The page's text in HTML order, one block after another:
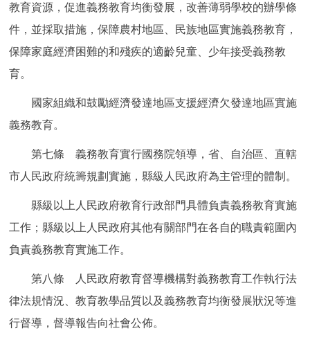
教育資源，促進義務教育均衡發展，改善薄弱學校的辦學條
件，並採取措施，保障農村地區、民族地區實施義務教育，
保障家庭經濟困難的和殘疾的適齡兒童、少年接受義務教
育。
國家組織和鼓勵經濟發達地區支援經濟欠發達地區實施
義務教育。
第七條 義務教育實行國務院領導，省、自治區、直轄
市人民政府統籌規劃實施，縣級人民政府為主管理的體制。
縣級以上人民政府教育行政部門具體負責義務教育實施
工作；縣級以上人民政府其他有關部門在各自的職責範圍內
負責義務教育實施工作。
第八條 人民政府教育督導機構對義務教育工作執行法
律法規情況、教育教學品質以及義務教育均衡發展狀況等進
行督導，督導報告向社會公佈。